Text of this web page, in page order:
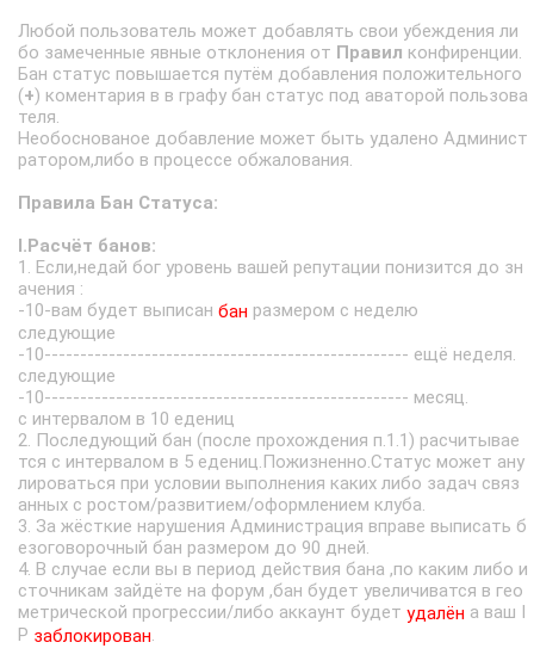
Любой пользователь может добавлять свои убеждения ли
бо замеченные явные отклонения от Правил конфиренции.
Бан статус повышается путём добавления положительного
(+) коментария в в графу бан статус под аваторой пользова
теля.
Необоснованое добавление может быть удалено Админист
ратором,либо в процессе обжалования.
Правила Бан Статуса:
I.Расчёт банов:
1. Если,недай бог уровень вашей репутации понизится до зн
ачения :
-10-вам будет выписан бан размером с неделю
следующие
-10--------------------------------------------------- ещё неделя.
следующие
-10--------------------------------------------------- месяц.
с интервалом в 10 едениц
2. Последующий бан (после прохождения п.1.1) расчитывае
тся с интервалом в 5 едениц.Пожизненно.Статус может ану
лироваться при условии выполнения каких либо задач связ
анных с ростом/развитием/оформлением клуба.
3. За жёсткие нарушения Администрация вправе выписать б
езоговорочный бан размером до 90 дней.
4. В случае если вы в период действия бана ,по каким либо и
сточникам зайдёте на форум ,бан будет увеличиватся в гео
метрической прогрессии/либо аккаунт будет удалён а ваш I
P заблокирован.